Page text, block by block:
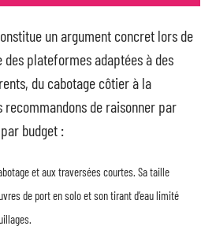
un argument concret lors de
des plateformes adaptées à des
du cabotage côtier à la
de raisonner par
budget :
et aux traversées courtes. Sa taille
de port en solo et son tirant d’eau limité